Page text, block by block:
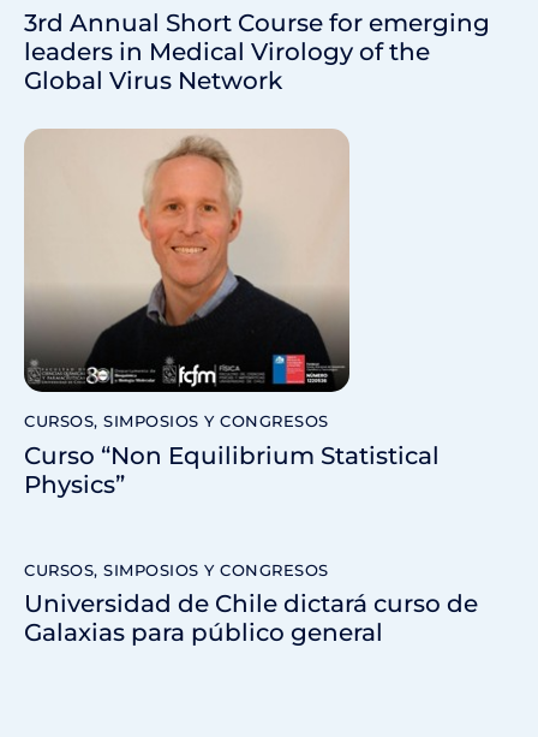
3rd Annual Short Course for emerging
leaders in Medical Virology of the
Global Virus Network
CURSOS, SIMPOSIOS Y CONGRESOS
Curso “Non Equilibrium Statistical
Physics”
CURSOS, SIMPOSIOS Y CONGRESOS
Universidad de Chile dictará curso de
Galaxias para público general